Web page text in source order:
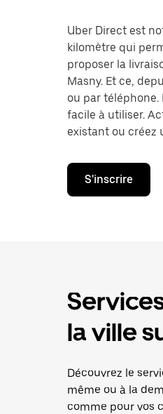
Uber Direct est
kilomètre qui
proposer la
Masny. Et ce,
ou par
facile à utiliser.
existant ou créez
S'inscrire
la ville
Découvrez le
même ou à la
comme pour vos